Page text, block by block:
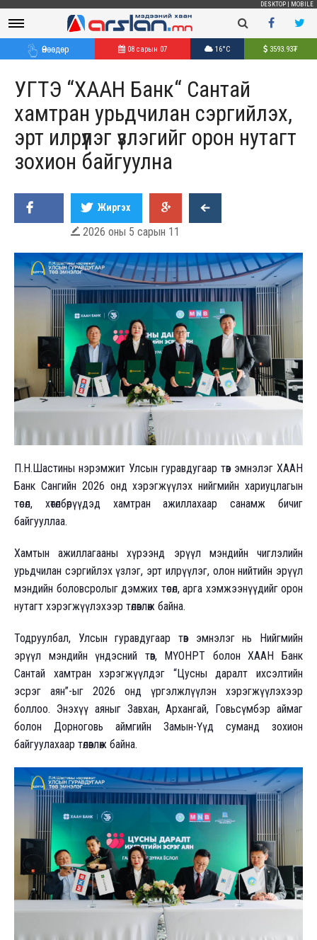
DESKTOP MOBILE
Өнөөдөр 08 сарын 07 16°C 3593.93₮
УГТЭ “ХААН Банк“ Сантай
хамтран урьдчилан сэргийлэх,
эрт илрүүлэг үзлэгийг орон нутагт
зохион байгуулна
Жиргэх
 2026 оны 5 сарын 11
П.Н.Шастины нэрэмжит Улсын гуравдугаар төв эмнэлэг ХААН
Банк Сангийн 2026 онд хэрэгжүүлэх нийгмийн хариуцлагын
төсөл, хөтөлбөрүүдэд хамтран ажиллахаар санамж бичиг
байгууллаа.
Хамтын ажиллагааны хүрээнд эрүүл мэндийн чиглэлийн
урьдчилан сэргийлэх үзлэг, эрт илрүүлэг, олон нийтийн эрүүл
мэндийн боловсролыг дэмжих төсөл, арга хэмжээнүүдийг орон
нутагт хэрэгжүүлэхээр төлөвлөж байна.
Тодруулбал, Улсын гуравдугаар төв эмнэлэг нь Нийгмийн
эрүүл мэндийн үндэсний төв, МҮОНРТ болон ХААН Банк
Сантай хамтран хэрэгжүүлдэг “Цусны даралт ихсэлтийн
эсрэг аян”-ыг 2026 онд үргэлжлүүлэн хэрэгжүүлэхээр
боллоо. Энэхүү аяныг Завхан, Архангай, Говьсүмбэр аймаг
болон Дорноговь аймгийн Замын-Үүд суманд зохион
байгуулахаар төлөвлөж байна.